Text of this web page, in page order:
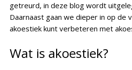
getreurd, in deze blog wordt
Daarnaast gaan we dieper in op de
akoestiek kunt verbeteren met
Wat is akoestiek?